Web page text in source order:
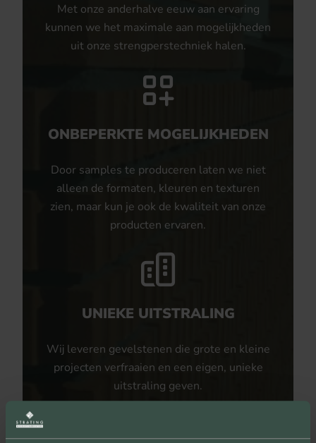
Met onze anderhalve eeuw aan ervaring
kunnen we het maximale aan mogelijkheden
uit onze strengperstechniek halen.
ONBEPERKTE MOGELIJKHEDEN
Door samples te produceren laten we niet
alleen de formaten, kleuren en texturen
zien, maar kun je ook de kwaliteit van onze
producten ervaren.
UNIEKE UITSTRALING
Wij leveren gevelstenen die grote en kleine
projecten verfraaien en een eigen, unieke
uitstraling geven.